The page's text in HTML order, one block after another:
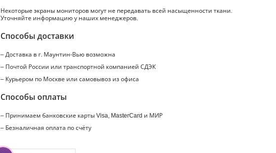
Некоторые экраны мониторов могут не передавать всей насыщенности ткани.
Уточняйте информацию у наших менеджеров.
Способы доставки
– Доставка в г. Маунтин-Вью возможна
– Почтой России или транспортной компанией СДЭК
– Курьером по Москве или самовывоз из офиса
Способы оплаты
– Принимаем банковские карты Visa, MasterCard и МИР
– Безналичная оплата по счёту